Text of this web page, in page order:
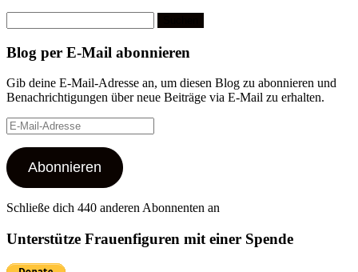
nach:
Blog per E-Mail abonnieren
Gib deine E-Mail-Adresse an, um diesen Blog zu abonnieren und
Benachrichtigungen über neue Beiträge via E-Mail zu erhalten.
E-
Mail-
Adresse
Abonnieren
Schließe dich 440 anderen Abonnenten an
Unterstütze Frauenfiguren mit einer Spende